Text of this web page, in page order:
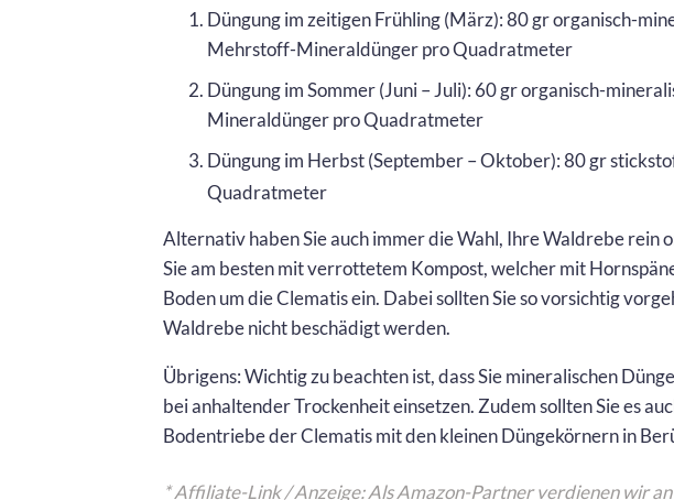
Düngung im zeitigen Frühling (März): 80 gr organisch-
Mehrstoff-Mineraldünger pro Quadratmeter
Düngung im Sommer (Juni – Juli): 60 gr organisch-
Mineraldünger pro Quadratmeter
Düngung im Herbst (September – Oktober): 80 gr
Quadratmeter
Alternativ haben Sie auch immer die Wahl, Ihre Waldrebe rein
Sie am besten mit verrottetem Kompost, welcher mit
Boden um die Clematis ein. Dabei sollten Sie so vorsichtig
Waldrebe nicht beschädigt werden.
Übrigens: Wichtig zu beachten ist, dass Sie mineralischen
bei anhaltender Trockenheit einsetzen. Zudem sollten Sie es
Bodentriebe der Clematis mit den kleinen Düngekörnern in
* Affiliate-Link / Anzeige: Als Amazon-Partner verdienen wir